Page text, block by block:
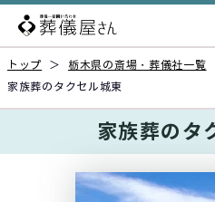
トップ ＞ 栃木県の斎場・葬儀社一覧
家族葬のタクセル城東
家族葬のタ